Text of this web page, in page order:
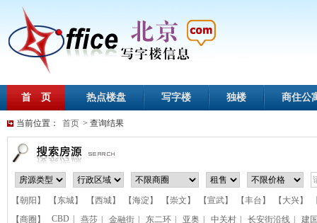
首 页 热点楼盘 写字楼 独楼 商住公
当前位置： 首页 > 查询结果
【朝阳】 【东城】 【西城】 【海淀】 【崇文】 【宣武】 【丰台】 【大兴】
【商圈】
CBD 燕莎 金融街 东二环 亚奥 中关村 长安街沿线
建